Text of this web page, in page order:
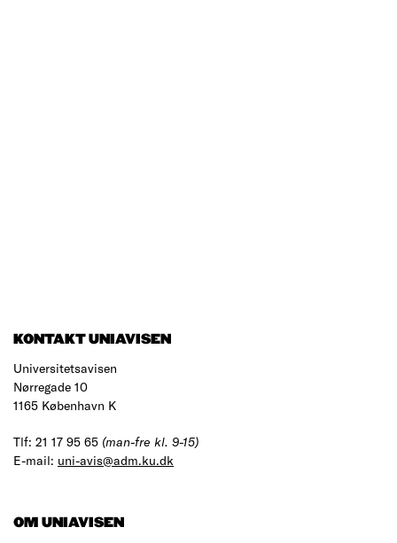
KONTAKT UNIAVISEN
Universitetsavisen
Nørregade 10
1165 København K
Tlf: 21 17 95 65 (man-fre kl. 9-15)
E-mail: uni-avis@adm.ku.dk
OM UNIAVISEN